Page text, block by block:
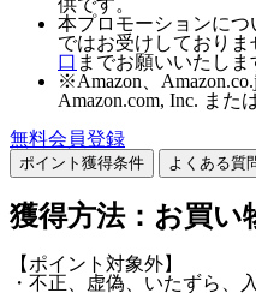
供です。
本プロモーションにつ
ではお受けしておりま
口 までお願いいたしま
※Amazon、
Amazon.com, Inc. また
無料会員登録
ポイント獲得条件 よくある質
獲得方法：お買い
【ポイント対象外】
・不正、虚偽、いたずら、